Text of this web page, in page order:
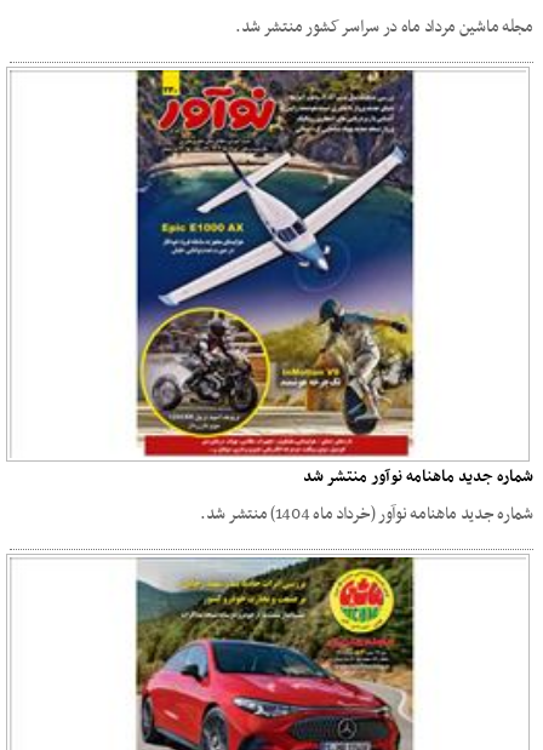
مجله ماشین مرداد ماه در سراسر کشور منتشر شد.
شماره جدید ماهنامه نوآور منتشر شد
شماره جدید ماهنامه نوآور (خرداد ماه 1404) منتشر شد.